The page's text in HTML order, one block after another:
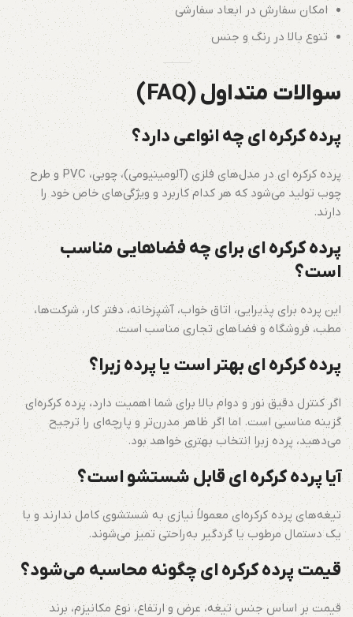
امکان سفارش در ابعاد سفارشی
تنوع بالا در رنگ و جنس
سوالات متداول (FAQ)
پرده کرکره ای چه انواعی دارد؟
پرده کرکره ای در مدل‌های فلزی (آلومینیومی)، چوبی، PVC و طرح
چوب تولید می‌شود که هر کدام کاربرد و ویژگی‌های خاص خود را
دارند.
پرده کرکره ای برای چه فضاهایی مناسب
است؟
این پرده برای پذیرایی، اتاق خواب، آشپزخانه، دفتر کار، شرکت‌ها،
مطب، فروشگاه و فضاهای تجاری مناسب است.
پرده کرکره ای بهتر است یا پرده زبرا؟
اگر کنترل دقیق نور و دوام بالا برای شما اهمیت دارد، پرده کرکره‌ای
گزینه مناسبی است. اما اگر ظاهر مدرن‌تر و پارچه‌ای را ترجیح
می‌دهید، پرده زبرا انتخاب بهتری خواهد بود.
آیا پرده کرکره ای قابل شستشو است؟
تیغه‌های پرده کرکره‌ای معمولاً نیازی به شستشوی کامل ندارند و با
یک دستمال مرطوب یا گردگیر به‌راحتی تمیز می‌شوند.
قیمت پرده کرکره ای چگونه محاسبه می‌شود؟
قیمت بر اساس جنس تیغه، عرض و ارتفاع، نوع مکانیزم، برند